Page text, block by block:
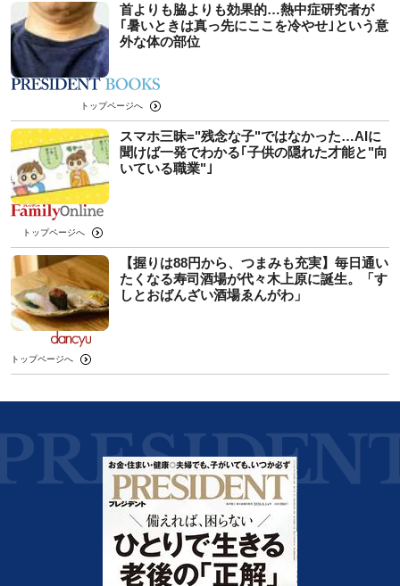
首よりも脇よりも効果的…熱中症研究者が
｢暑いときは真っ先にここを冷やせ｣という意
外な体の部位
トップページへ
スマホ三昧="残念な子"ではなかった…AIに
聞けば一発でわかる｢子供の隠れた才能と"向
いている職業"｣
トップページへ
【握りは88円から、つまみも充実】毎日通い
たくなる寿司酒場が代々木上原に誕生。「す
しとおばんざい酒場ゑんがわ」
トップページへ